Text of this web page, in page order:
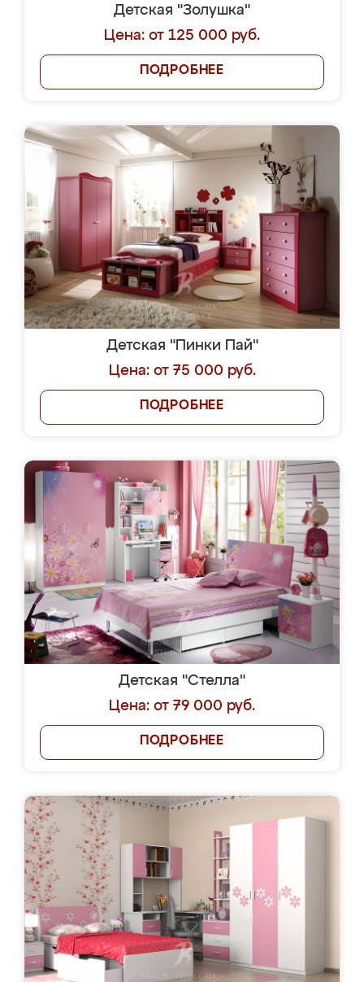
Детская "Золушка"
Цена: от 125 000 руб.
ПОДРОБНЕЕ
Детская "Пинки Пай"
Цена: от 75 000 руб.
ПОДРОБНЕЕ
Детская "Стелла"
Цена: от 79 000 руб.
ПОДРОБНЕЕ